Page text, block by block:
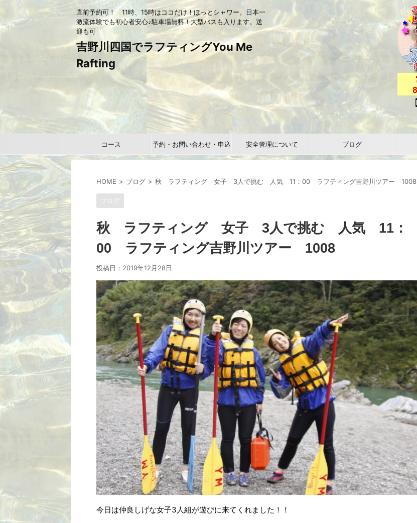
直前予約可！ 11時、15時はココだけ！ほっとシャワー。日本一
激流体験でも初心者安心♪駐車場無料！大型バスも入ります。送
迎も可
吉野川四国でラフティングYou Me
Rafting
コース 予約・お問い合わせ・申込 安全管理について ブログ
HOME ブログ 秋 ラフティング 女子 3人で挑む 人気 11：00 ラフティング吉野川ツアー 1008
ブログ
秋 ラフティング 女子 3人で挑む 人気 11：
00 ラフティング吉野川ツアー 1008
投稿日： 2019年12月28日
今日は仲良しげな女子3人組が遊びに来てくれました！！